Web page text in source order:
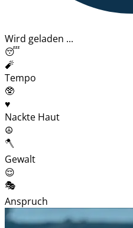
Wird geladen ...
😴
🧨
Tempo
🥸
♥️
Nackte Haut
☮️
🪓
Gewalt
😌
🎭
Anspruch